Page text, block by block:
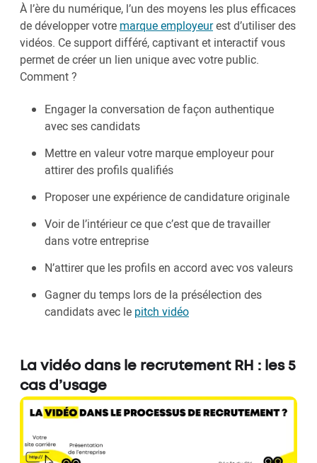
À l’ère du numérique, l’un des moyens les plus efficaces
de développer votre marque employeurest d’utiliser des
vidéos. Ce support différé, captivant et interactif vous
permet de créer un lien unique avec votre public.
Comment ?
Engager la conversation de façon authentique
avec ses candidats
Mettre en valeur votre marque employeur pour
attirer des profils qualifiés
Proposer une expérience de candidature originale
Voir de l’intérieur ce que c’est que de travailler
dans votre entreprise
N’attirer que les profils en accord avec vos valeurs
Gagner du temps lors de la présélection des
candidats avec le pitch vidéo
La vidéo dans le recrutement RH : les 5
cas d’usage